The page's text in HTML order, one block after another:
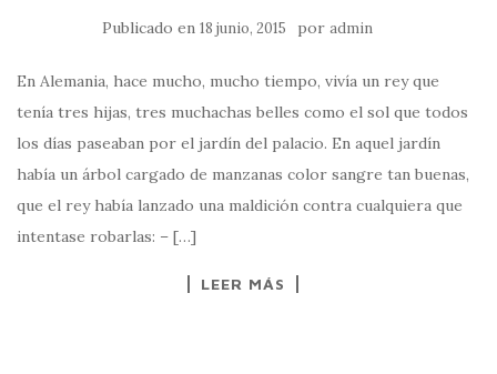
Publicado en 18 junio, 2015 por admin
En Alemania, hace mucho, mucho tiempo, vivía un rey que
tenía tres hijas, tres muchachas belles como el sol que todos
los días paseaban por el jardín del palacio. En aquel jardín
había un árbol cargado de manzanas color sangre tan buenas,
que el rey había lanzado una maldición contra cualquiera que
intentase robarlas: – […]
LEER MÁS